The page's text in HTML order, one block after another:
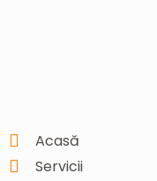
Acasă
Servicii